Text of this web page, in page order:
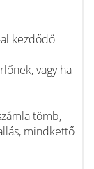
kezdődő
vagy ha
tömb,
mindkettő